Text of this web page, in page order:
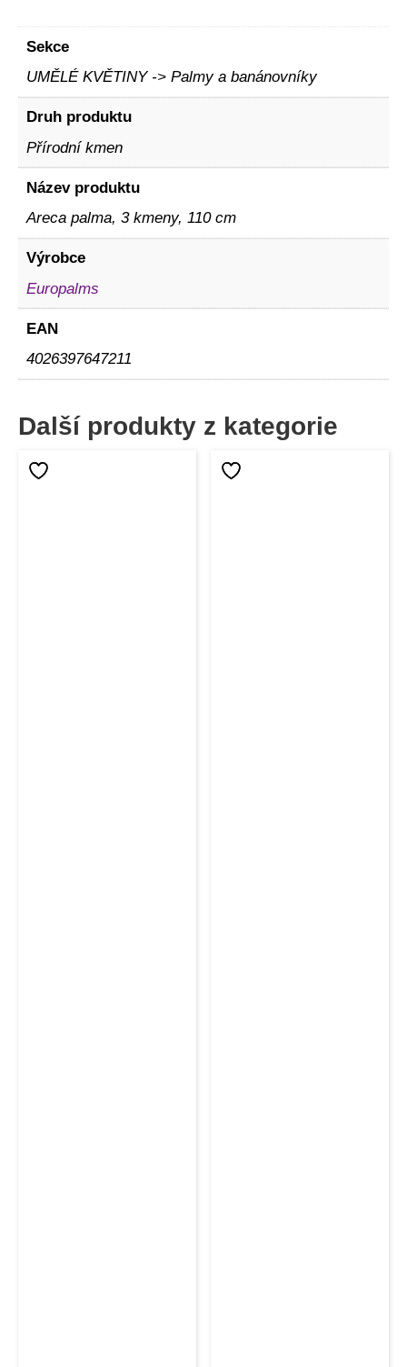
Sekce
UMĚLÉ KVĚTINY -> Palmy a banánovníky
Druh produktu
Přírodní kmen
Název produktu
Areca palma, 3 kmeny, 110 cm
Výrobce
Europalms
EAN
4026397647211
Další produkty z kategorie